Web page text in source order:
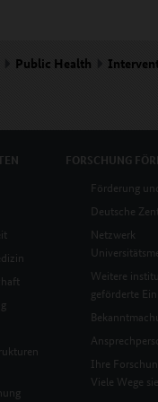
Public Health
FORSCHUNG
Förderung
Deutsche
Netzwerk
Weitere
geförderte
Ihre
Viele Wege